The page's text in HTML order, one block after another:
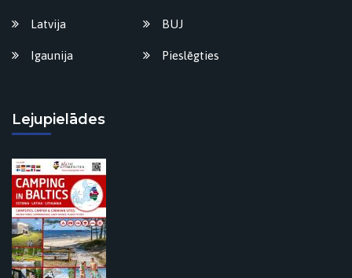
Latvija
Igaunija
BUJ
Pieslēgties
Lejupielādes